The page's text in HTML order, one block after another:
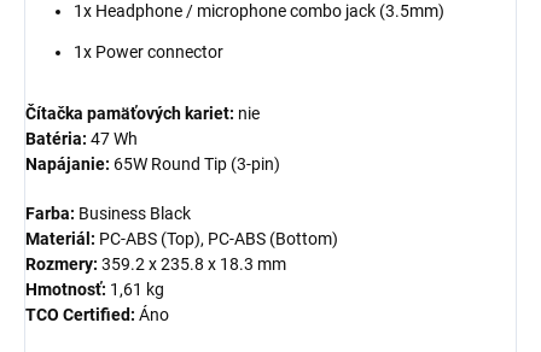
1x Headphone / microphone combo jack (3.5mm)
1x Power connector
Čítačka pamäťových kariet: nie
Batéria: 47 Wh
Napájanie: 65W Round Tip (3-pin)
Farba: Business Black
Materiál: PC-ABS (Top), PC-ABS (Bottom)
Rozmery: 359.2 x 235.8 x 18.3 mm
Hmotnosť: 1,61 kg
TCO Certified: Áno